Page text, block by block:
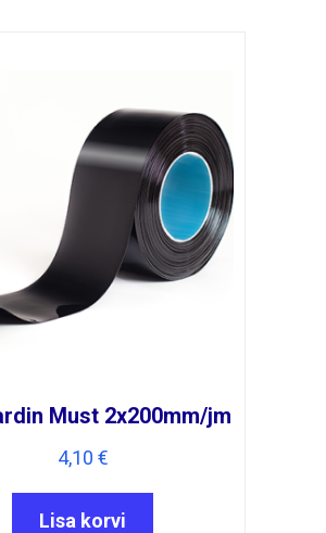
Must 2x200mm/jm
4,10 €
Lisa korvi